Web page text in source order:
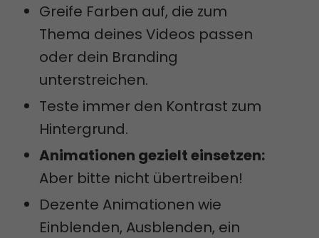
Greife Farben auf, die zum
Thema deines Videos passen
oder dein Branding
unterstreichen.
Teste immer den Kontrast zum
Hintergrund.
Animationen gezielt einsetzen:
Aber bitte nicht übertreiben!
Dezente Animationen wie
Einblenden, Ausblenden, ein